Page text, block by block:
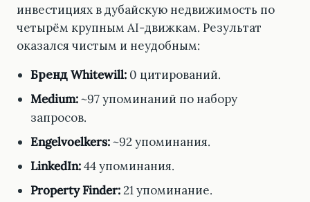
инвестициях в дубайскую недвижимость по
четырём крупным AI-движкам. Результат
оказался чистым и неудобным:
Бренд Whitewill: 0 цитирований.
Medium:~97 упоминаний по набору
запросов.
Engelvoelkers:~92 упоминания.
LinkedIn:44 упоминания.
Property Finder:21 упоминание.